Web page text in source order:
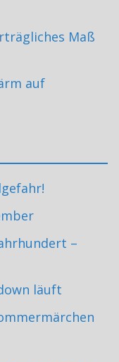
Maß
auf
–
läuft